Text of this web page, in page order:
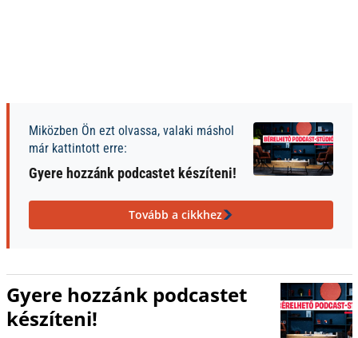
Miközben Ön ezt olvassa, valaki máshol
már kattintott erre:
Gyere hozzánk podcastet készíteni!
Tovább a cikkhez
Gyere hozzánk podcastet
készíteni!